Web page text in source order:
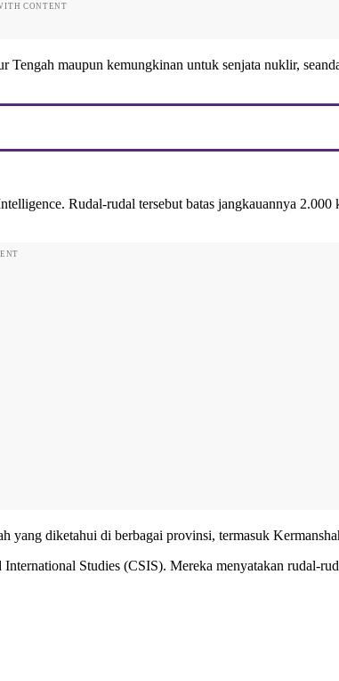
CONTENT
maupun kemungkinan untuk senjata nuklir,
Rudal-rudal tersebut batas jangkauannya 2.000
diketahui di berbagai provinsi, termasuk
Studies (CSIS). Mereka menyatakan rudal-